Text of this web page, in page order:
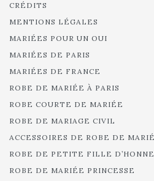
CRÉDITS
MENTIONS LÉGALES
MARIÉES POUR UN OUI
MARIÉES DE PARIS
MARIÉES DE FRANCE
ROBE DE MARIÉE À PARIS
ROBE COURTE DE MARIÉE
ROBE DE MARIAGE CIVIL
ACCESSOIRES DE ROBE DE
ROBE DE PETITE FILLE
ROBE DE MARIÉE PRINCESSE